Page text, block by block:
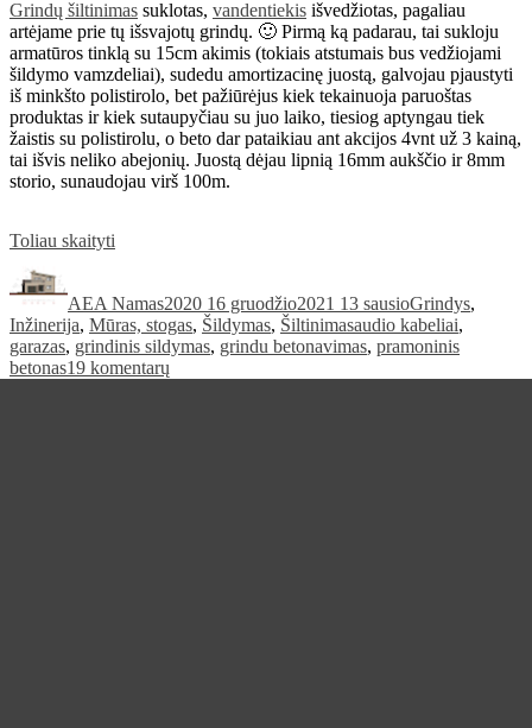
Grindų šiltinimas suklotas, vandentiekis išvedžiotas, pagaliau
artėjame prie tų išsvajotų grindų. 🙂 Pirmą ką padarau, tai sukloju
armatūros tinklą su 15cm akimis (tokiais atstumais bus vedžiojami
šildymo vamzdeliai), sudedu amortizacinę juostą, galvojau pjaustyti
iš minkšto polistirolo, bet pažiūrėjus kiek tekainuoja paruoštas
produktas ir kiek sutaupyčiau su juo laiko, tiesiog aptyngau tiek
žaistis su polistirolu, o beto dar pataikiau ant akcijos 4vnt už 3 kainą,
tai išvis neliko abejonių. Juostą dėjau lipnią 16mm aukščio ir 8mm
storio, sunaudojau virš 100m.
Toliau skaityti
betonavimas.”
AEA Namas2020 16 gruodžio2021 13 sausioGrindys,
Inžinerija, Mūras, stogas, Šildymas, ŠiltinimasŽymos
audio kabeliai,
garazas, grindinis sildymas, grindu betonavimas, pramoninis
betonas19 komentarų